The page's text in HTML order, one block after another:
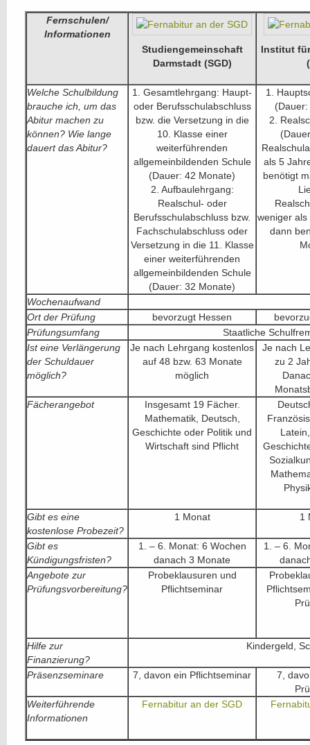
Fernschulen/
Informationen
Studiengemeinschaft
Darmstadt (SGD)
Institut
Welche Schulbildung
brauche ich, um das
Abitur machen zu
können? Wie lange
dauert das Abitur?
1. Gesamtlehrgang: Haupt-
oder Berufsschulabschluss
bzw. die Versetzung in die
10. Klasse einer
weiterführenden
allgemeinbildenden Schule
(Dauer: 42 Monate)
2. Aufbaulehrgang:
Realschul- oder
Berufsschulabschluss bzw.
Fachschulabschluss oder
Versetzung in die 11. Klasse
einer weiterführenden
allgemeinbildenden Schule
(Dauer: 32 Monate)
1.
2.
als 5
benötigt
weniger
dann
Wochenaufwand
Ort der Prüfung
bevorzugt Hessen
Prüfungsumfang
Staatliche
Ist eine Verlängerung
der Schuldauer
möglich?
Je nach Lehrgang kostenlos
auf 48 bzw. 63 Monate
möglich
Je nach
zu 2
Fächerangebot
Insgesamt 19 Fächer.
Mathematik, Deutsch,
Geschichte oder Politik und
Wirtschaft sind Pflicht
Gibt es eine
kostenlose Probezeit?
1 Monat 1
Gibt es
Kündigungsfristen?
1. – 6. Monat: 6 Wochen
danach 3 Monate
1. – 6.
Angebote zur
Prüfungsvorbereitung?
Probeklausuren und
Pflichtseminar
Hilfe zur
Finanzierung?
Kindergeld,
Präsenzseminare 7, davon ein Pflichtseminar
7,
Weiterführende
Informationen
Fernabitur an der SGD